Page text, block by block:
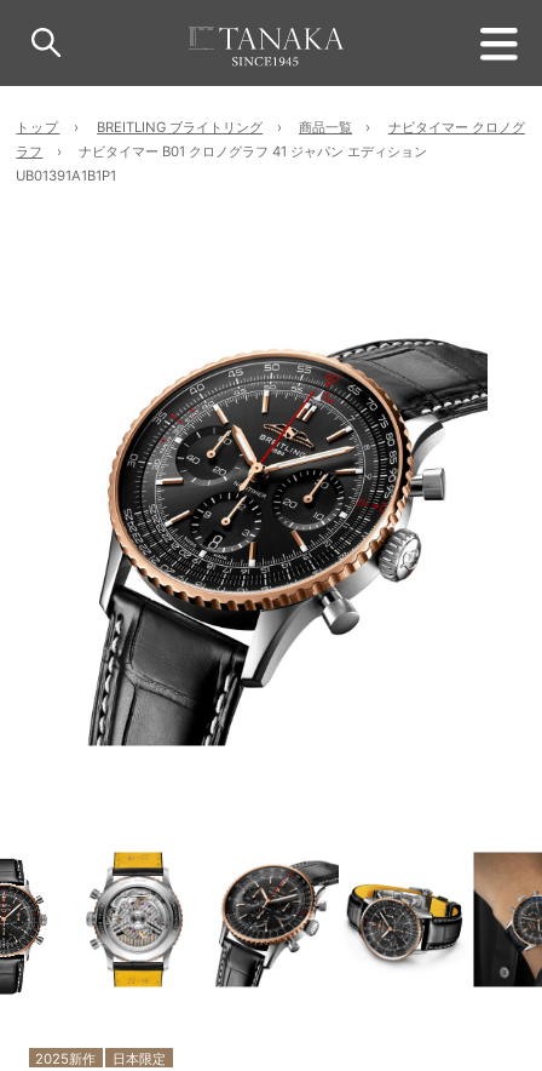
トップ BREITLING ブライトリング 商品一覧
ナビタイマー クロノグ
ラフ
ナビタイマー B01 クロノグラフ 41 ジャパン エディション
UB01391A1B1P1
2025新作 日本限定